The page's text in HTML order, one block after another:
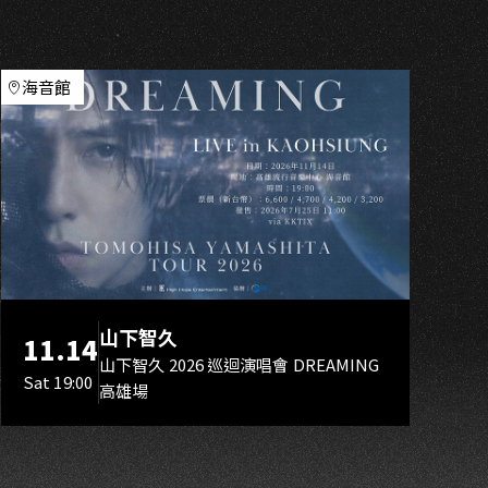
海音館
11.14
Sat 19:00
山下智久
山下智久 2026 巡迴演唱會 DREAMING
高雄場